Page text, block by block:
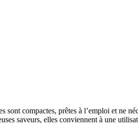
sont compactes, prêtes à l’emploi et ne
saveurs, elles conviennent à une